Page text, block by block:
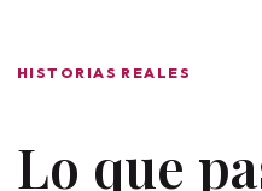
HISTORIAS REALES
Lo que